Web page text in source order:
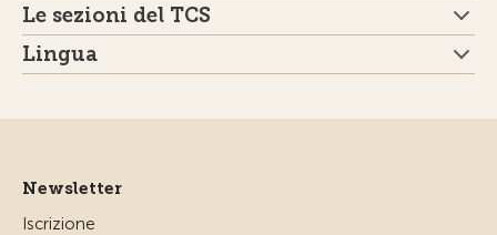
Le sezioni del TCS
Lingua
Newsletter
Iscrizione